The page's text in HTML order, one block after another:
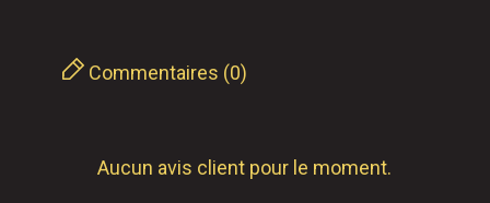
Commentaires (0)
Aucun avis client pour le moment.